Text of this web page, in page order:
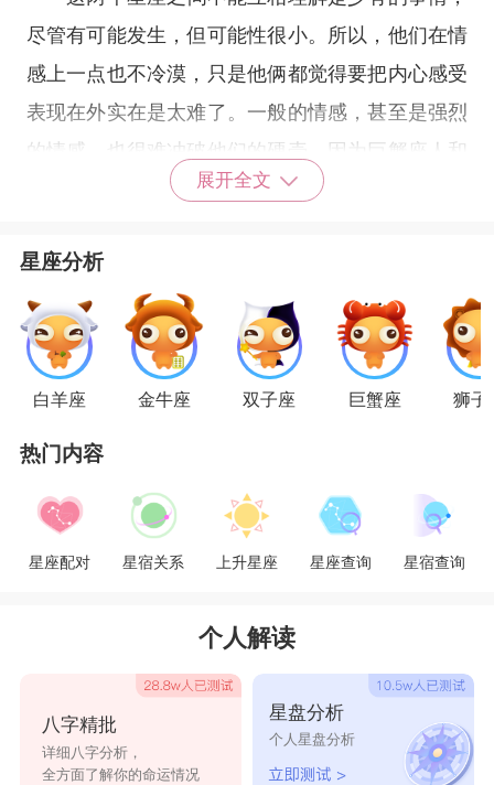
尽管有可能发生，但可能性很小。所以，他们在情
感上一点也不冷漠，只是他俩都觉得要把内心感受
表现在外实在是太难了。一般的情感，甚至是强烈
的情感，也很难冲破他们的硬壳，因为巨蟹座人和
天蝎座人都分别拥有一个自我保护的硬壳，而且两
真正基础。然而，她还必须时常提醒自己在他身上
表现出的淡漠冷酷可能是他的害羞和不愿承认内心
想法的混合体。他也必须意识到表面上的漠然只是
对失望的一种自我保护方式。他们追求的不是一种
忠贞是最重要的，比奉献和温柔更为关键。
天蝎男的爱情观和巨蟹女极需保护的个性相
投、价值观一致，但是就算两个人的默契再佳，也
要时时沟通，若总是把事情放在心里，不但会闷
会钻入各自安静的洞穴中。对这两个
说，这是一种最糟糕的解决办法。他们所需要的是
深入的交谈，用言辞来表达他们的不满。把不满和
怨恨埋入寂静之中并不能使它们消失。这种方法只
展开全文
星座分析
白羊座 金牛座 双子座 巨蟹座 狮子
热门内容
星座配对 星宿关系 上升星座 星座查询 星宿查询
个人解读
八字精批
详细八字分析，
全方面了解你的命运情况
星盘分析
个人星盘分析